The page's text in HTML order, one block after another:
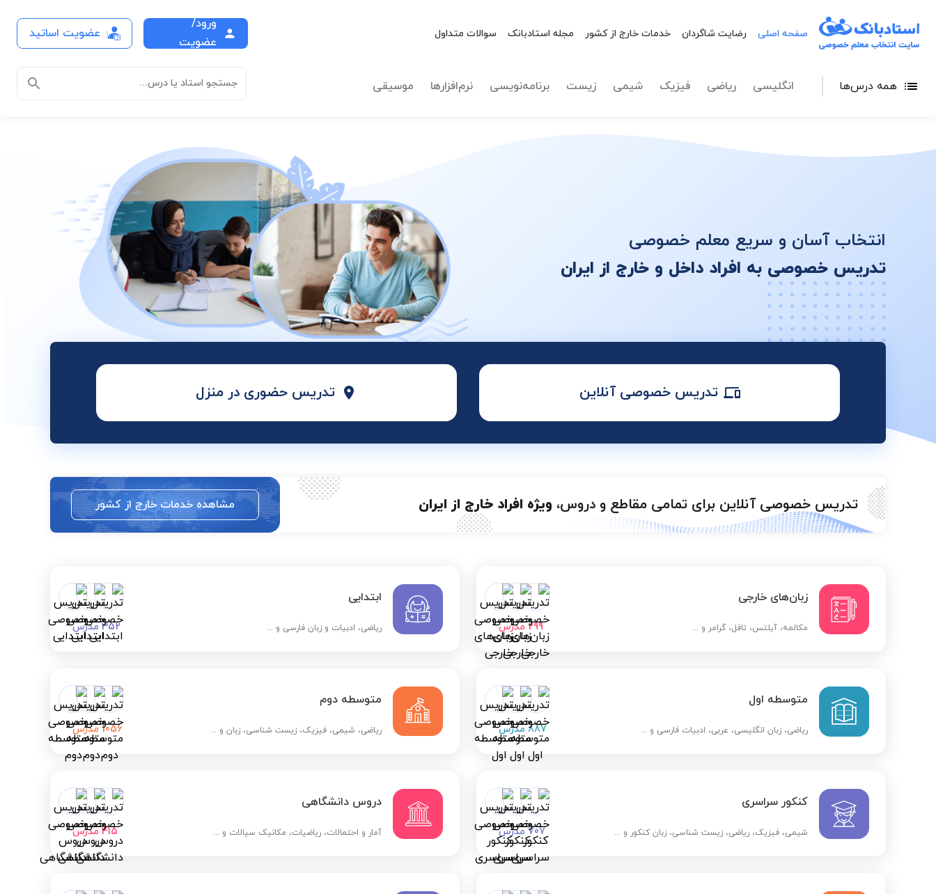
صفحه اصلی رضایت شاگردان خدمات خارج از کشور مجله استادبانک سوالات متداول
ورود/
عضویت
عضویت اساتید
همه درس‌ها انگلیسی ریاضی فیزیک شیمی زیست برنامه‌نویسی نرم‌افزارها موسیقی جستجو استاد یا درس...
انتخاب آسان و سریع معلم خصوصی
تدریس خصوصی به افراد داخل و خارج از ایران
تدریس خصوصی آنلاین تدریس حضوری در منزل
تدریس خصوصی آنلاین برای تمامی مقاطع و دروس، ویژه افراد خارج از ایران مشاهده خدمات خارج از کشور
زبان‌های خارجی
مکالمه، آیلتس، تافل، گرامر و ... 299 مدرس
ابتدایی
ریاضی، ادبیات و زبان فارسی و ... 352 مدرس
متوسطه اول
ریاضی، زبان انگلیسی، عربی، ادبیات فارسی و ... 887 مدرس
متوسطه دوم
ریاضی، شیمی، فیزیک، زیست شناسی، زبان و ... 1056 مدرس
کنکور سراسری
شیمی، فیزیک، ریاضی، زیست شناسی، زبان کنکور و ... 707 مدرس
دروس دانشگاهی
آمار و احتمالات، ریاضیات، مکانیک سیالات و ... 415 مدرس
تدریس خصوصی آنلاین تدریس حضوری در منزل